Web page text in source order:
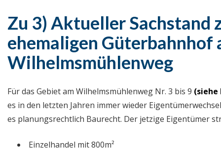
Zu 3) Aktueller Sachstand
ehemaligen Güterbahnhof
Wilhelmsmühlenweg
Für das Gebiet am Wilhelmsmühlenweg Nr. 3 bis 9 (siehe
es in den letzten Jahren immer wieder
es planungsrechtlich Baurecht. Der jetzige Eigentümer
Einzelhandel mit 800m²